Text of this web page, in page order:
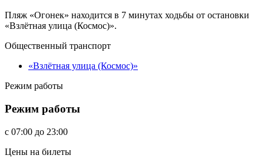
Пляж «Огонек» находится в 7 минутах ходьбы от остановки
«Взлётная улица (Космос)».
Общественный транспорт
«Взлётная улица (Космос)»
Режим работы
Режим работы
c 07:00 до 23:00
Цены на билеты